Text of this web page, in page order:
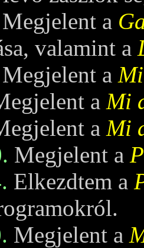
Megjelent a
valamint a
Megjelent a
a Mi
a Mi
Megjelent a
Elkezdtem a
Megjelent a